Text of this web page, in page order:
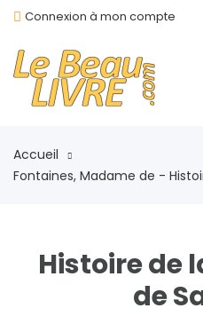
Connexion à mon compte
Accueil
Fontaines, Madame de -
Histoire de
de